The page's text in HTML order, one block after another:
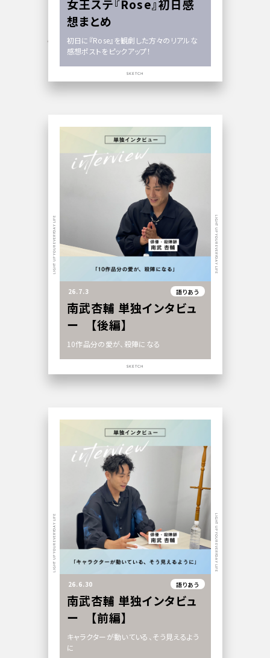
女王ステ『Rose』初日感
想まとめ
初日に『Rose』を観劇した方々のリアルな
感想ポストをピックアップ！
SKETCH
26.7.3 語りあう
南武杏輔 単独インタビュ
ー 【後編】
10作品分の愛が、殺陣になる
LIGHT UP YOUR EVERYDAY LIFE LIGHT UP YOUR EVERYDAY LIFE
SKETCH
26.6.30 語りあう
南武杏輔 単独インタビュ
ー 【前編】
キャラクターが動いている、そう見えるよう
に
LIGHT UP YOUR EVERYDAY LIFE LIGHT UP YOUR EVERYDAY LIFE